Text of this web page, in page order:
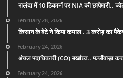
नालंदा में 10 ठिकानों पर NIA की छापेमारी..
February 28, 2026
किसान के बेटे ने किया कमाल.. 3 करोड़ का
February 24, 2026
अंचल पदाधिकारी (CO) बर्खास्त.. फर्जीवाड़ा
February 24, 2026